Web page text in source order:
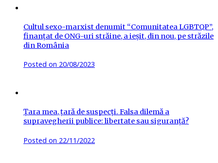
Cultul sexo-marxist denumit “Comunitatea LGBTQP”,
finanțat de ONG-uri străine, a ieșit, din nou, pe străzile
din România
Posted on 20/08/2023
Țara mea, țară de suspecți. Falsa dilemă a
supravegherii publice: libertate sau siguranță?
Posted on 22/11/2022